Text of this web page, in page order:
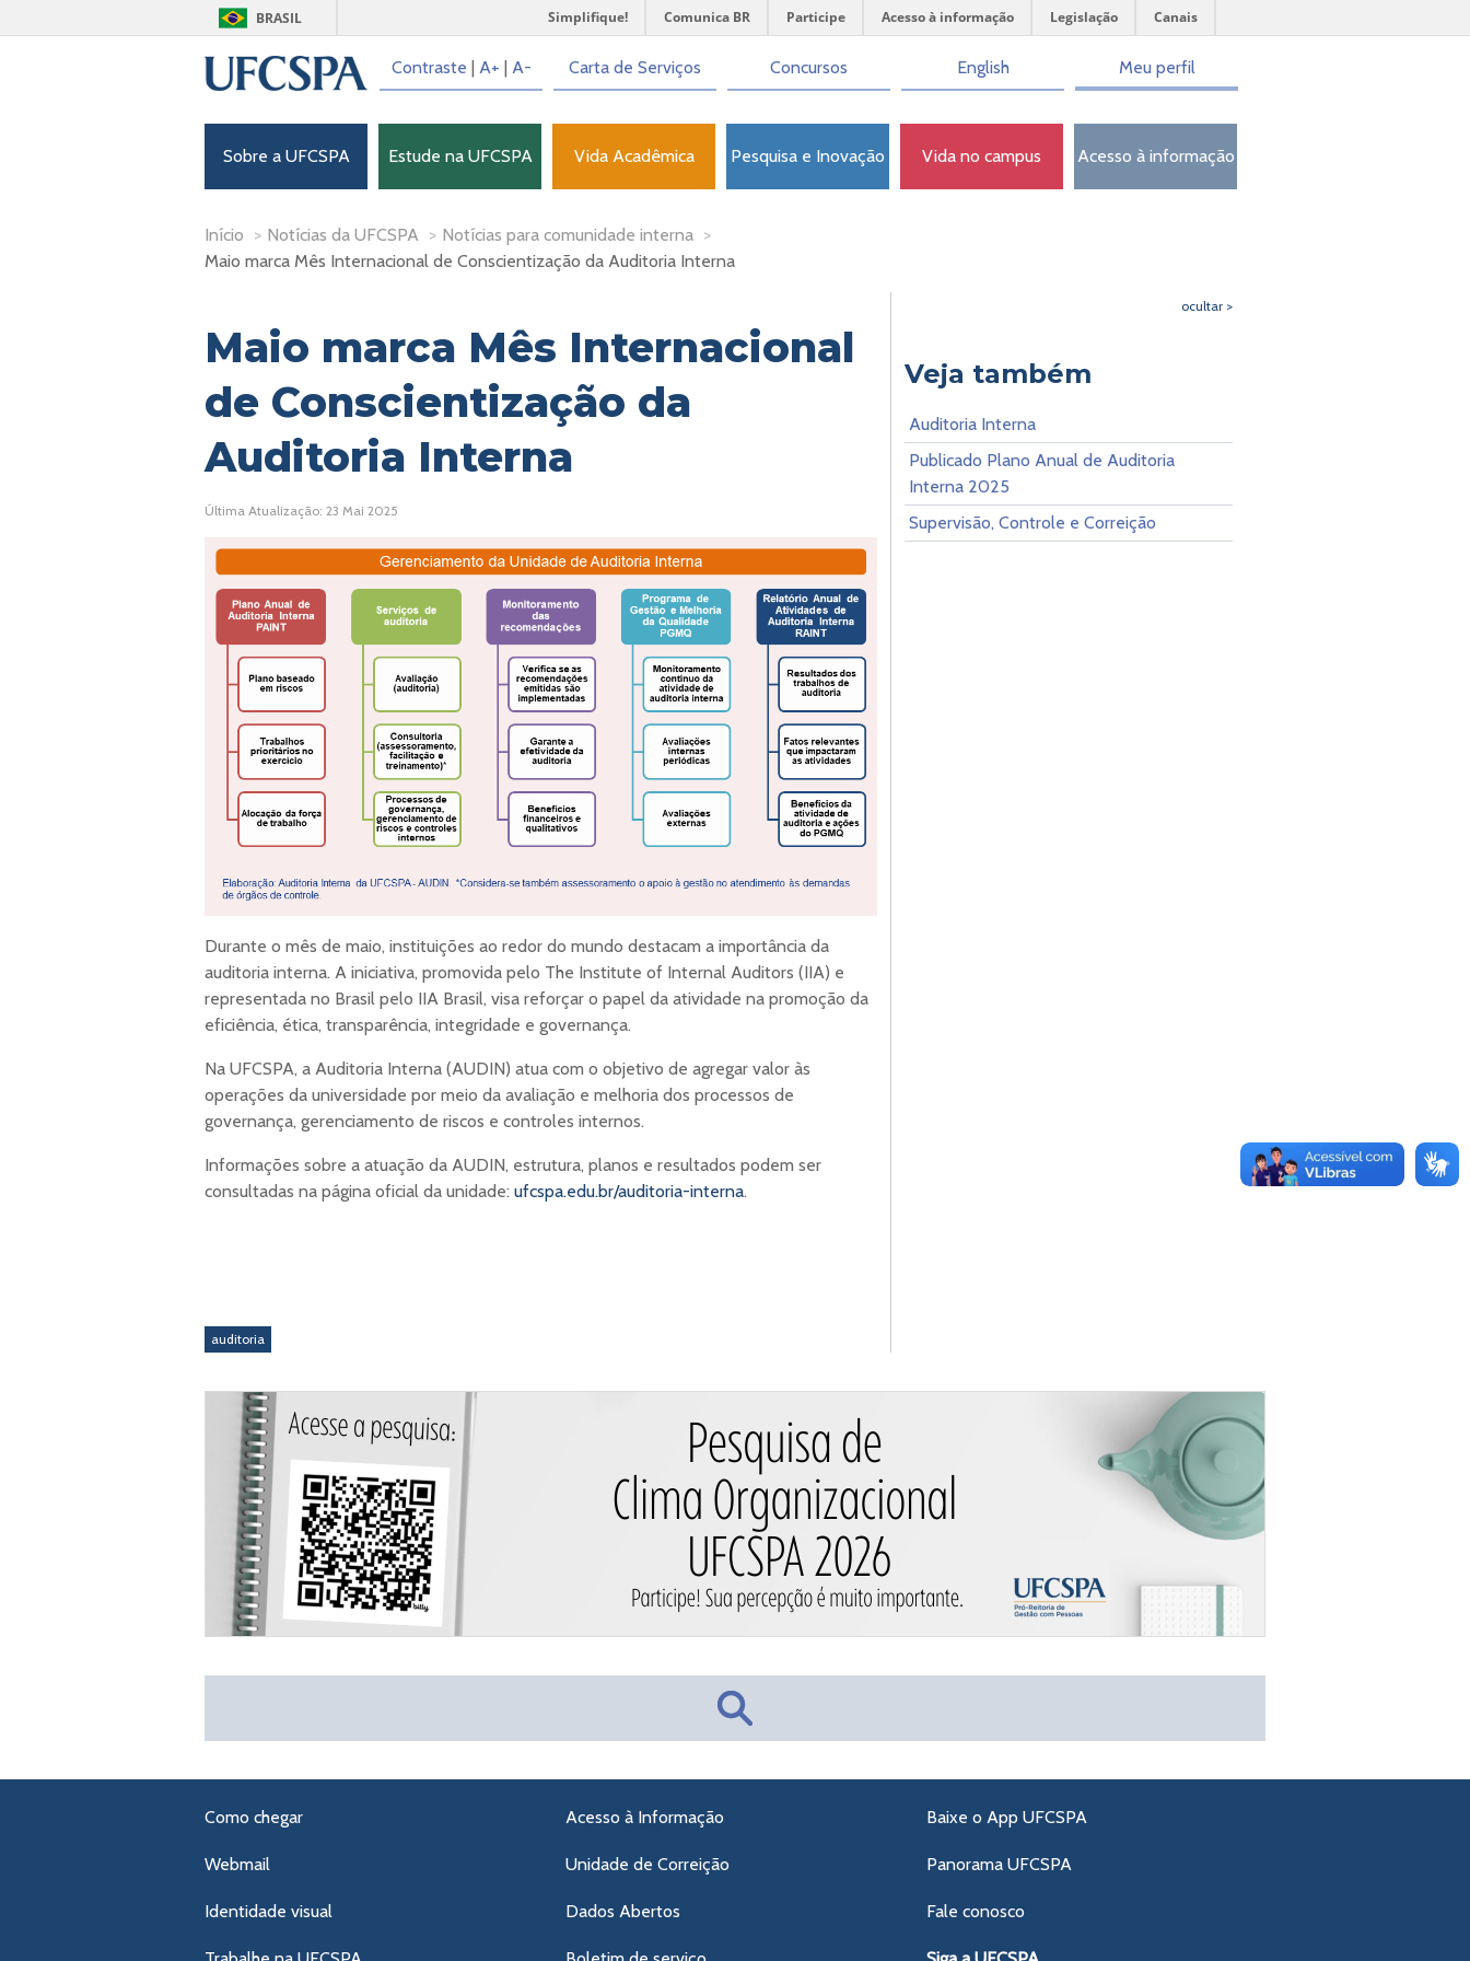
BRASIL Simplifique! Comunica BR Participe Acesso à informação Legislação Canais
Contraste | A+ | A- Carta de Serviços Concursos English Meu perfil
Sobre a UFCSPA Estude na UFCSPA Vida Acadêmica Pesquisa e Inovação Vida no campus Acesso à informação
Início > Notícias da UFCSPA > Notícias para comunidade interna >
Maio marca Mês Internacional de Conscientização da Auditoria Interna
Maio marca Mês Internacional
de Conscientização da
Auditoria Interna
Última Atualização: 23 Mai 2025
Durante o mês de maio, instituições ao redor do mundo destacam a importância da
auditoria interna. A iniciativa, promovida pelo The Institute of Internal Auditors (IIA) e
representada no Brasil pelo IIA Brasil, visa reforçar o papel da atividade na promoção da
eficiência, ética, transparência, integridade e governança.
Na UFCSPA, a Auditoria Interna (AUDIN) atua com o objetivo de agregar valor às
operações da universidade por meio da avaliação e melhoria dos processos de
governança, gerenciamento de riscos e controles internos.
Informações sobre a atuação da AUDIN, estrutura, planos e resultados podem ser
consultadas na página oficial da unidade: ufcspa.edu.br/auditoria-interna.
auditoria
ocultar >
Veja também
Auditoria Interna
Publicado Plano Anual de Auditoria
Interna 2025
Supervisão, Controle e Correição
Como chegar
Webmail
Identidade visual
Acesso à Informação
Unidade de Correição
Dados Abertos
Baixe o App UFCSPA
Panorama UFCSPA
Fale conosco